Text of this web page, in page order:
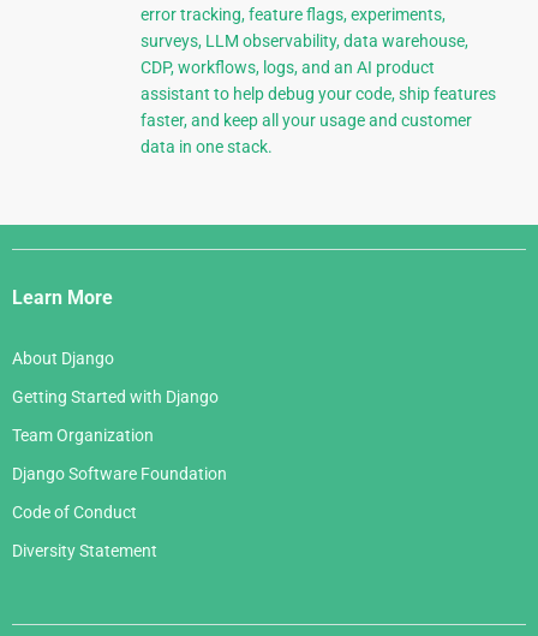
error tracking, feature flags, experiments,
surveys, LLM observability, data warehouse,
CDP, workflows, logs, and an AI product
assistant to help debug your code, ship features
faster, and keep all your usage and customer
data in one stack.
Django
Links
Learn More
About Django
Getting Started with Django
Team Organization
Django Software Foundation
Code of Conduct
Diversity Statement